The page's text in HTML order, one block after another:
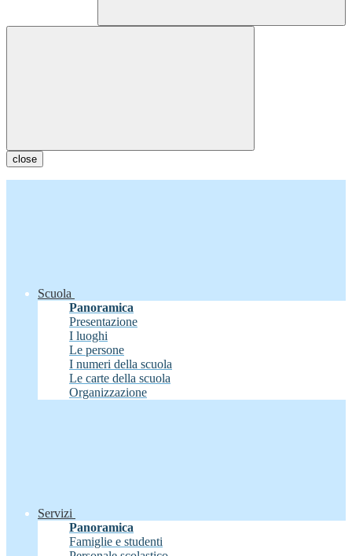
close
Scuola
Panoramica
Presentazione
I luoghi
Le persone
I numeri della scuola
Le carte della scuola
Organizzazione
Servizi
Panoramica
Famiglie e studenti